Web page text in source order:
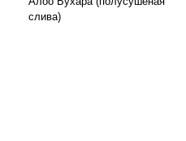
слива)